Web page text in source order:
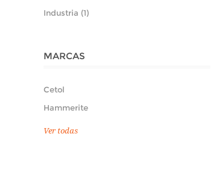
Industria (1)
MARCAS
Cetol
Hammerite
Ver todas